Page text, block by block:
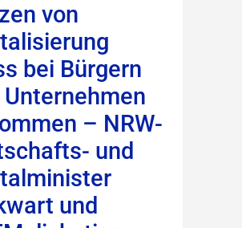
von
bei Bürgern
Unternehmen
– NRW-
und
und